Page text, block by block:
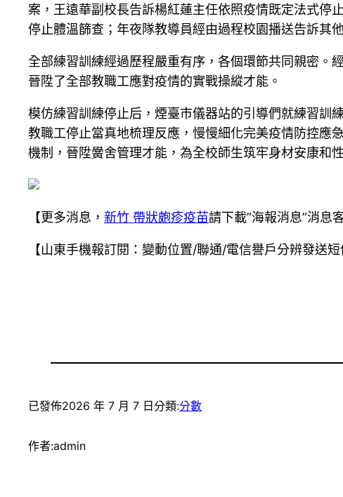
案，王遠華副校長告訴楊紅蓮主任依照疫情既定法式停
停止體溫篩查；年夜隊教導員經由過程校園播送告訴其
全部練習訓練經過歷程嚴重有序，各個環節共同親密。
晉陞了全部教職工應對疫情的實戰操縱才能。
模仿練習訓練停止后，煙臺市儀器站的引導們就練習訓
教職工停止當真地梳理反應，慢慢細化完美疫情防控應
機制，晉陞黌舍管理才能，為全校師生筑牢身材安康和
【更多消息， 新竹 帶狀皰疹疫苗請下載”海報消息”消息
【山東手機報訂閱：變動位置/聯通/電信譽戶分辨發送
已發佈2026 年 7 月 7 日 分類:分數
作者:admin